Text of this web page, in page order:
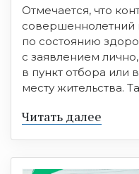
Отмечается, что
совершеннолетний
по состоянию
с заявлением
в пункт отбора или
месту жительства.
Читать далее